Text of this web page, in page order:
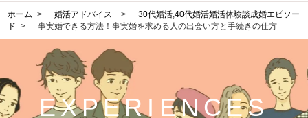
ホーム 婚活アドバイス 30代婚活,40代婚活婚活体験談成婚エピソー
ド
事実婚できる方法！事実婚を求める人の出会い方と手続きの仕方
EXPERIENCES